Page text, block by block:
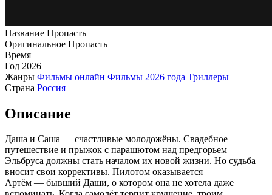
Название Пропасть
Оригинальное Пропасть
Время
Год 2026
Жанры Фильмы онлайн Фильмы 2026 года Триллеры
Страна Россия
Описание
Даша и Саша — счастливые молодожёны. Свадебное
путешествие и прыжок с парашютом над предгорьем
Эльбруса должны стать началом их новой жизни. Но судьба
вносит свои коррективы. Пилотом оказывается
Артём — бывший Даши, о котором она не хотела даже